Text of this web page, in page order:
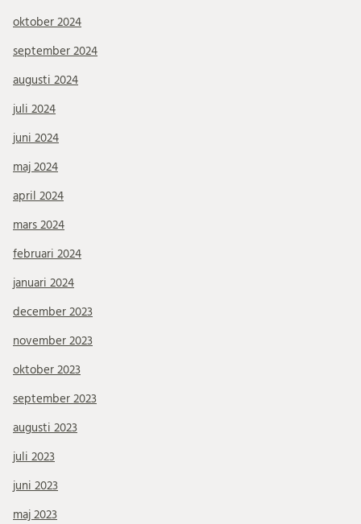
oktober 2024
september 2024
augusti 2024
juli 2024
juni 2024
maj 2024
april 2024
mars 2024
februari 2024
januari 2024
december 2023
november 2023
oktober 2023
september 2023
augusti 2023
juli 2023
juni 2023
maj 2023